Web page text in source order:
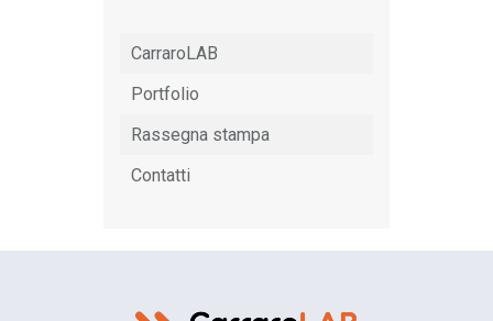
CarraroLAB
Portfolio
Rassegna stampa
Contatti